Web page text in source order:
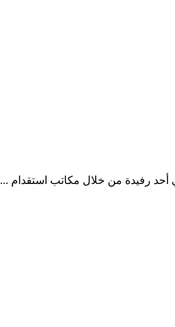
رفيدة من خلال مكاتب استقدام ...